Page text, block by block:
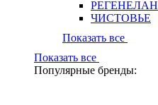
РЕГЕНЕЛАН
ЧИСТОВЬЕ
Показать все
Показать все
Популярные бренды: